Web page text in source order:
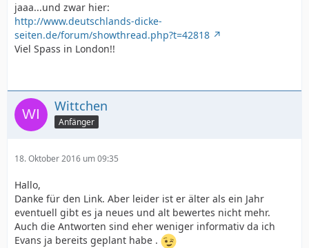
jaaa...und zwar hier:
http://www.deutschlands-dicke-
seiten.de/forum/showthread.php?t=42818
Viel Spass in London!!
Wittchen
Anfänger
18. Oktober 2016 um 09:35
Hallo,
Danke für den Link. Aber leider ist er älter als ein Jahr
eventuell gibt es ja neues und alt bewertes nicht mehr.
Auch die Antworten sind eher weniger informativ da ich
Evans ja bereits geplant habe .